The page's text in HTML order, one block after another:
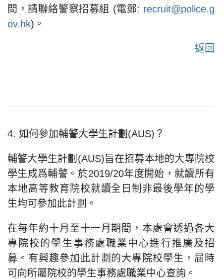
問，請聯絡警察招募組 (電郵: recruit@police.g
ov.hk)。
返回
4. 如何參加輔警大學生計劃(AUS)？
輔警大學生計劃(AUS)旨在招募本地的大專院校
學生成爲輔警。於2019/20年度開始，就讀所有
本地高等教育院校就讀全日制非最後學年的學
生均可參加此計劃。
在每年約十月至十一月期間，本處會透過各大
專院校的學生事務處職業中心進行推廣及招
募。有興趣參加此計劃的大專院校學生，屆時
可向所屬院校的學生事務處職業中心查詢。